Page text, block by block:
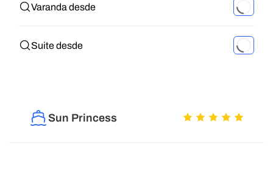
Varanda desde
Suite desde
Sun Princess